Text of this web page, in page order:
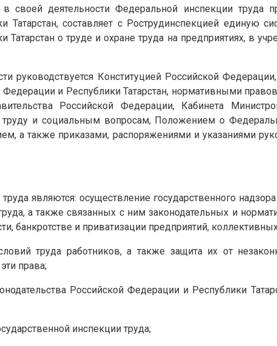
в своей деятельности Федеральной инспекции
Татарстан, составляет с Рострудинспекцией единую
Татарстан о труде и охране труда на предприятиях, в
руководствуется Конституцией Российской
и Республики Татарстан, нормативными
Российской Федерации, Кабинета
труду и социальным вопросам, Положением о
а также приказами, распоряжениями и указаниями
являются: осуществление государственного
а также связанных с ним законодательных и
банкротстве и приватизации предприятий,
труда работников, а также защита их от
права;
Российской Федерации и Республики
инспекции труда;